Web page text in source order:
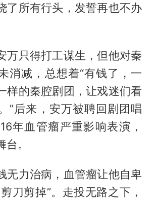
了所有行头，发誓再也不办
万只得打工谋生，但他对秦
消减，总想着“有钱了，一
样的秦腔剧团，让戏迷们看
”后来，安万被聘回剧团唱
年血管瘤严重影响表演，
。
无力治病，血管瘤让他自卑
刀剪掉”。走投无路之下，